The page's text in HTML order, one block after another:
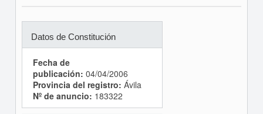
Datos de Constitución
Fecha de
publicación: 04/04/2006
Provincia del registro: Ávila
Nº de anuncio: 183322